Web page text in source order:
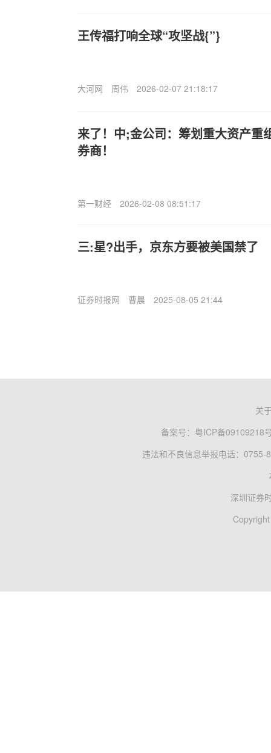
王传福打响全球“攻坚战{”}
大河网 周伟 2026-02-07 21:18:17
来了！中;金公司：筹划重大资产重
券商！
第一财经 2026-02-08 08:51:17
三:星?出手，京东方要被美国禁了
证券时报网 曹晨 2025-08-05 21:44
关
备案号： 粤ICP备09109218
违法和不良信息举报电话：0755-
深圳证券